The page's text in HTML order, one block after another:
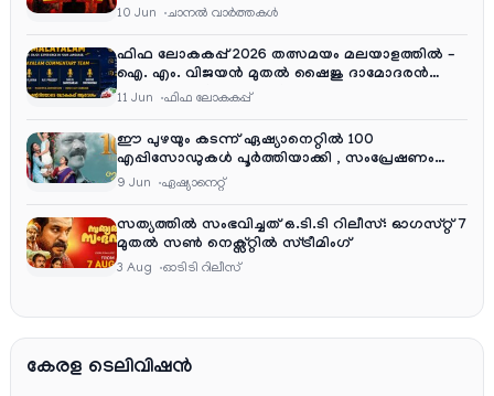
10 Jun ചാനല്‍ വാര്‍ത്തകള്‍
ഫിഫ ലോകകപ്പ് 2026 തത്സമയം മലയാളത്തിൽ –
ഐ. എം. വിജയൻ മുതൽ ഷൈജു ദാമോദരൻ
വരെ കമന്ററി സംഘത്തിൽ
11 Jun ഫിഫ ലോകകപ്പ്
ഈ പുഴയും കടന്ന് ഏഷ്യാനെറ്റിൽ 100
എപ്പിസോഡുകൾ പൂർത്തിയാക്കി , സംപ്രേഷണം
തിങ്കൾ മുതൽ വെള്ളി വരെ രാത്രി 9:30 ന്
9 Jun ഏഷ്യാനെറ്റ്‌
സത്യത്തിൽ സംഭവിച്ചത് ഒ.ടി.ടി റിലീസ്: ഓഗസ്റ്റ് 7
മുതൽ സൺ നെക്സ്റ്റിൽ സ്ട്രീമിംഗ്
3 Aug ഓടിടി റിലീസ്
കേരള ടെലിവിഷൻ